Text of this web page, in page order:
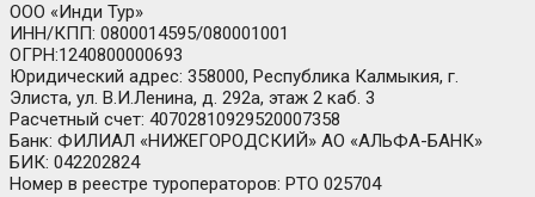
ООО «Инди Тур»
ИНН/КПП: 0800014595/080001001
ОГРН:1240800000693
Юридический адрес: 358000, Республика Калмыкия, г.
Элиста, ул. В.И.Ленина, д. 292а, этаж 2 каб. 3
Расчетный счет: 40702810929520007358
Банк: ФИЛИАЛ «НИЖЕГОРОДСКИЙ» АО «АЛЬФА-БАНК»
БИК: 042202824
Номер в реестре туроператоров: РТО 025704